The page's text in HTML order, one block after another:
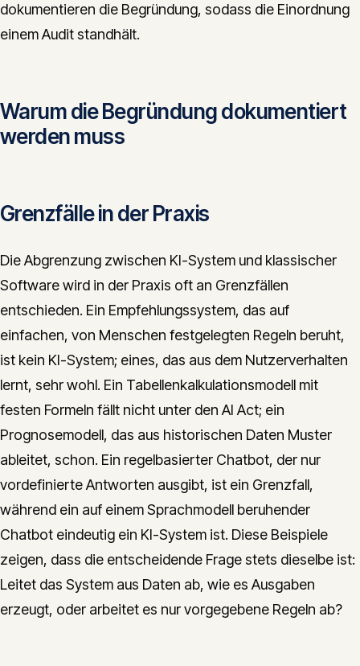
dokumentieren die Begründung, sodass die Einordnung
einem Audit standhält.
Warum die Begründung dokumentiert
werden muss
Grenzfälle in der Praxis
Die Abgrenzung zwischen KI-System und klassischer
Software wird in der Praxis oft an Grenzfällen
entschieden. Ein Empfehlungssystem, das auf
einfachen, von Menschen festgelegten Regeln beruht,
ist kein KI-System; eines, das aus dem Nutzerverhalten
lernt, sehr wohl. Ein Tabellenkalkulationsmodell mit
festen Formeln fällt nicht unter den AI Act; ein
Prognosemodell, das aus historischen Daten Muster
ableitet, schon. Ein regelbasierter Chatbot, der nur
vordefinierte Antworten ausgibt, ist ein Grenzfall,
während ein auf einem Sprachmodell beruhender
Chatbot eindeutig ein KI-System ist. Diese Beispiele
zeigen, dass die entscheidende Frage stets dieselbe ist:
Leitet das System aus Daten ab, wie es Ausgaben
erzeugt, oder arbeitet es nur vorgegebene Regeln ab?